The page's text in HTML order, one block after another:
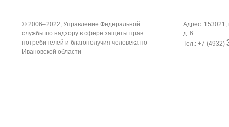
© 2006–2022, Управление Федеральной
службы по надзору в сфере защиты прав
потребителей и благополучия человека по
Ивановской области
Адрес: 153021,
д. 6
Тел.: +7 (4932)